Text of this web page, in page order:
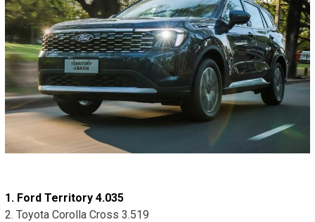
1. Ford Territory 4.035
2. Toyota Corolla Cross 3.519